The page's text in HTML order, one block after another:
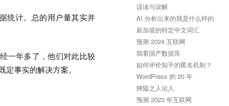
统计。总的用户量其实并
一年多了，他们对此比较
事实的解决方案。
误读与误解
AI 分析出来的我是什么样的
新加坡的特定中文词汇
预测 2024 互联网
我看国产数据库
如何评价知乎的匿名机制？
WordPress 的 20 年
狹隘之人论人
预测 2023 年互联网